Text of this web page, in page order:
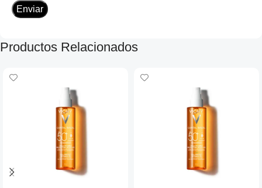
Productos Relacionados